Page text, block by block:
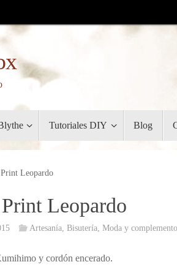
Tutoriales DIY Blog
Leopardo
Leopardo
Artesanía Bisutería Moda y
y cordón encerado.